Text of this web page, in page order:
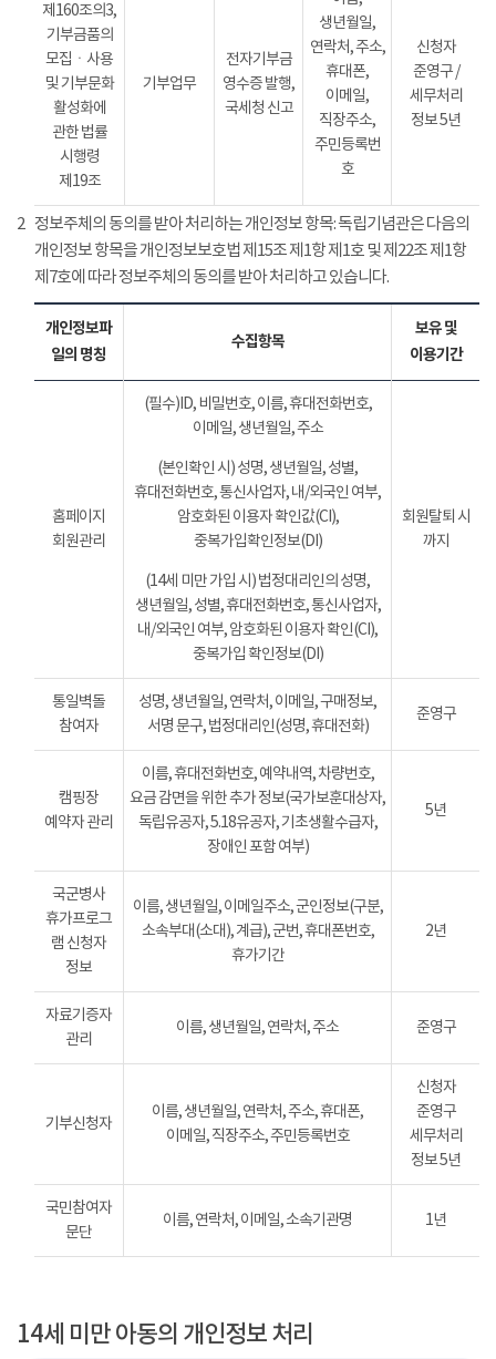
제160조의3,
기부금품의
모집ㆍ사용
및 기부문화
활성화에
관한 법률
시행령
제19조
기부업무
전자기부금
영수증 발행,
국세청 신고
생년월일,
연락처, 주소,
휴대폰,
이메일,
직장주소,
주민등록번
호
신청자
준영구 /
세무처리
정보 5년
2 정보주체의 동의를 받아 처리하는 개인정보 항목: 독립기념관은 다음의
개인정보 항목을 개인정보보호법 제15조 제1항 제1호 및 제22조 제1항
제7호에 따라 정보주체의 동의를 받아 처리하고 있습니다.
개인정보파
일의 명칭
수집항목
보유 및
이용기간
홈페이지
회원관리
(필수)ID, 비밀번호, 이름, 휴대전화번호,
이메일, 생년월일, 주소
(본인확인 시) 성명, 생년월일, 성별,
휴대전화번호, 통신사업자, 내/외국인 여부,
암호화된 이용자 확인값(CI),
중복가입확인정보(DI)
(14세 미만 가입 시) 법정대리인의 성명,
생년월일, 성별, 휴대전화번호, 통신사업자,
내/외국인 여부, 암호화된 이용자 확인(CI),
중복가입 확인정보(DI)
회원탈퇴 시
까지
통일벽돌
참여자
성명, 생년월일, 연락처, 이메일, 구매정보,
서명 문구, 법정대리인(성명, 휴대전화)
준영구
캠핑장
예약자 관리
이름, 휴대전화번호, 예약내역, 차량번호,
요금 감면을 위한 추가 정보(국가보훈대상자,
독립유공자, 5.18유공자, 기초생활수급자,
장애인 포함 여부)
5년
국군병사
휴가프로그
램 신청자
정보
이름, 생년월일, 이메일주소, 군인정보(구분,
소속부대(소대), 계급), 군번, 휴대폰번호,
휴가기간
2년
자료기증자
관리
이름, 생년월일, 연락처, 주소 준영구
기부신청자
이름, 생년월일, 연락처, 주소, 휴대폰,
이메일, 직장주소, 주민등록번호
신청자
준영구
세무처리
정보 5년
국민참여자
문단
이름, 연락처, 이메일, 소속기관명 1년
14세 미만 아동의 개인정보 처리